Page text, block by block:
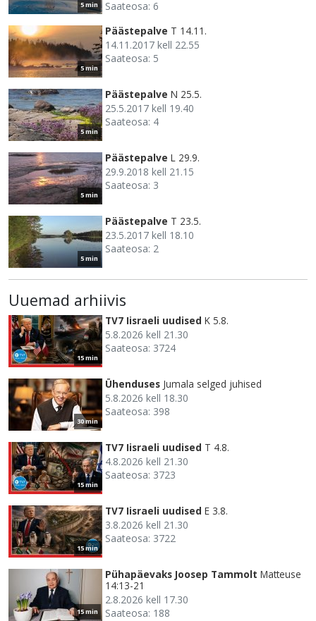
5 min
Saateosa: 6
5 min
Päästepalve T 14.11.
14.11.2017 kell 22.55
Saateosa: 5
5 min
Päästepalve N 25.5.
25.5.2017 kell 19.40
Saateosa: 4
5 min
Päästepalve L 29.9.
29.9.2018 kell 21.15
Saateosa: 3
5 min
Päästepalve T 23.5.
23.5.2017 kell 18.10
Saateosa: 2
Uuemad arhiivis
15 min
TV7 Iisraeli uudised K 5.8.
5.8.2026 kell 21.30
Saateosa: 3724
30 min
Ühenduses Jumala selged juhised
5.8.2026 kell 18.30
Saateosa: 398
15 min
TV7 Iisraeli uudised T 4.8.
4.8.2026 kell 21.30
Saateosa: 3723
15 min
TV7 Iisraeli uudised E 3.8.
3.8.2026 kell 21.30
Saateosa: 3722
15 min
Pühapäevaks Joosep Tammolt Matteuse
14:13-21
2.8.2026 kell 17.30
Saateosa: 188